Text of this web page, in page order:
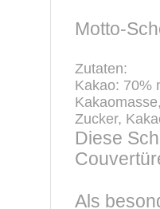
Motto-
Zutaten:
Kakao: 70%
Kakaomasse,
Zucker,
Diese
Als